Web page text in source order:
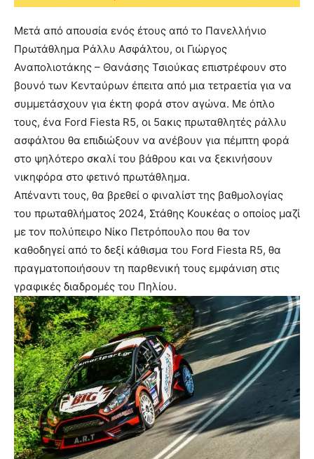
Μετά από απουσία ενός έτους από το Πανελλήνιο
Πρωτάθλημα Ράλλυ Ασφάλτου, οι Γιώργος
Αναπολιοτάκης – Θανάσης Τσιούκας επιστρέφουν στο
βουνό των Κενταύρων έπειτα από μια τετραετία για να
συμμετάσχουν για έκτη φορά στον αγώνα. Με όπλο
τους, ένα Ford Fiesta R5, οι 5ακις πρωταθλητές ράλλυ
ασφάλτου θα επιδιώξουν να ανέβουν για πέμπτη φορά
στο ψηλότερο σκαλί του βάθρου και να ξεκινήσουν
νικηφόρα στο φετινό πρωτάθλημα.
Απέναντι τους, θα βρεθεί ο φιναλίστ της βαθμολογίας
του πρωταθλήματος 2024, Στάθης Κουκέας ο οποίος μαζί
με τον πολύπειρο Νίκο Πετρόπουλο που θα τον
καθοδηγεί από το δεξί κάθισμα του Ford Fiesta R5, θα
πραγματοποιήσουν τη παρθενική τους εμφάνιση στις
γραφικές διαδρομές του Πηλίου.